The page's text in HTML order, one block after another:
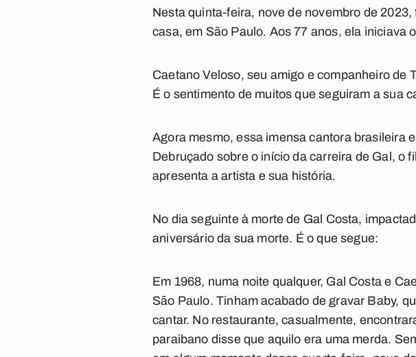
Nesta quinta-feira, nove de novembro de
casa, em São Paulo. Aos 77 anos, ela iniciava
Caetano Veloso, seu amigo e companheiro de
É o sentimento de muitos que seguiram a sua
Agora mesmo, essa imensa cantora brasileira
Debruçado sobre o início da carreira de Gal, o
apresenta a artista e sua história.
No dia seguinte à morte de Gal Costa,
aniversário da sua morte. É o que segue:
Em 1968, numa noite qualquer, Gal Costa e
São Paulo. Tinham acabado de gravar Baby,
cantar. No restaurante, casualmente,
paraibano disse que aquilo era uma merda.